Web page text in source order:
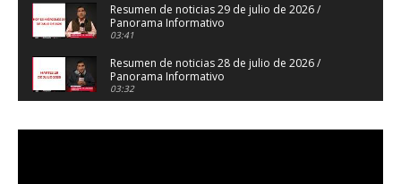
Resumen de noticias 29 de julio de 2026 /
Panorama Informativo
03:41
Resumen de noticias 28 de julio de 2026 /
Panorama Informativo
03:32
Panorama Informativo